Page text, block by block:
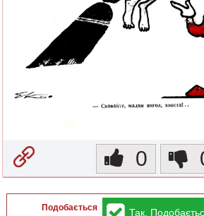
0
Подобається
Так,